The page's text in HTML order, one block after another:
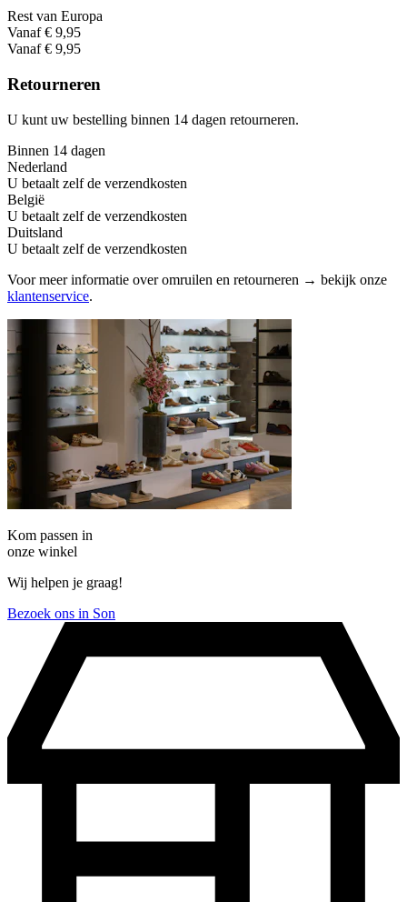
Rest van Europa
Vanaf € 9,95
Vanaf € 9,95
Retourneren
U kunt uw bestelling binnen 14 dagen retourneren.
Binnen 14 dagen
Nederland
U betaalt zelf de verzendkosten
België
U betaalt zelf de verzendkosten
Duitsland
U betaalt zelf de verzendkosten
Voor meer informatie over omruilen en retourneren → bekijk onze
klantenservice.
Kom passen in
onze winkel
Wij helpen je graag!
Bezoek ons in Son